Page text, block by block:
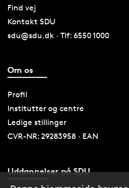
Find vej
Kontakt SDU
sdu@sdu.dk · Tlf: 6550 1000
Om os
Profil
Institutter og centre
Ledige stillinger
CVR-NR: 29283958 · EAN
Uddannelser på SDU